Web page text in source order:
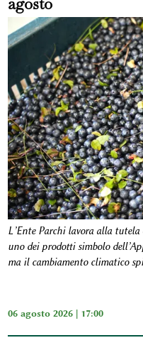
L’Ente Parchi lavora alla
uno dei prodotti simbolo
ma il cambiamento climatico
06 agosto 2026 | 17:00